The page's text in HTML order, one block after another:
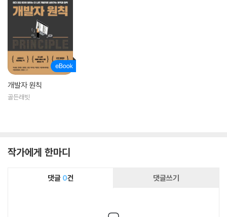
개발자 원칙
골든래빗
작가에게 한마디
댓글 0건 댓글쓰기